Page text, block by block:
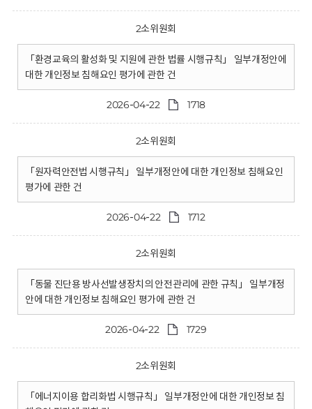
2소위원회
「환경교육의 활성화 및 지원에 관한 법률 시행규칙」 일부개정안에
대한 개인정보 침해요인 평가에 관한 건
2026-04-22 1718
2소위원회
「원자력안전법 시행규칙」 일부개정안에 대한 개인정보 침해요인
평가에 관한 건
2026-04-22 1712
2소위원회
「동물 진단용 방사선발생장치의 안전관리에 관한 규칙」 일부개정
안에 대한 개인정보 침해요인 평가에 관한 건
2026-04-22 1729
2소위원회
「에너지이용 합리화법 시행규칙」 일부개정안에 대한 개인정보 침